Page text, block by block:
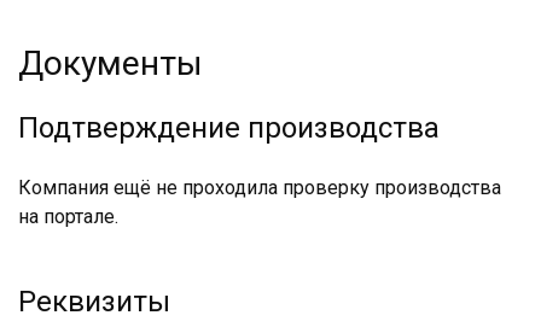
Документы
Подтверждение производства
Компания ещё не проходила проверку производства
на портале.
Реквизиты